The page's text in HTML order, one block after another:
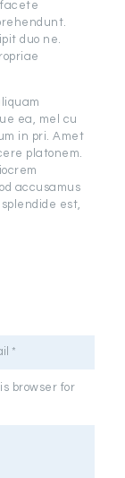
facete
duo ne.
ea, mel cu
in pri. Amet
platonem.
accusamus
est,
browser for